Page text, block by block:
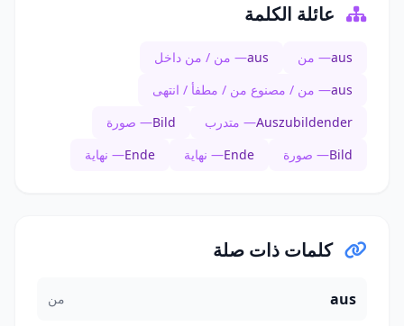
عائلة الكلمة
aus— من aus— من / من داخل
aus— من / مصنوع من / مطفأ / انتهى
Auszubildender— متدرب Bild— صورة
Bild— صورة Ende— نهاية Ende— نهاية
كلمات ذات صلة
aus من